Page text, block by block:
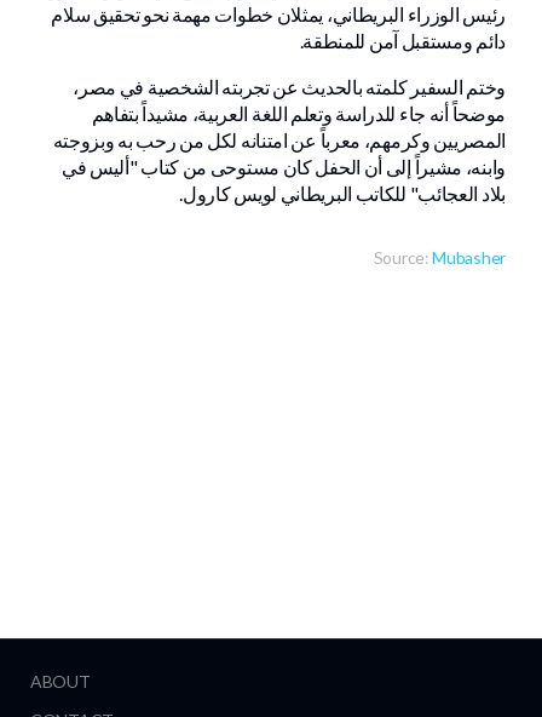
رئيس الوزراء البريطاني، يمثلان خطوات مهمة نحو تحقيق سلام
دائم ومستقبل آمن للمنطقة.
وختم السفير كلمته بالحديث عن تجربته الشخصية في مصر،
موضحاً أنه جاء للدراسة وتعلم اللغة العربية، مشيداً بتفاهم
المصريين وكرمهم، معرباً عن امتنانه لكل من رحب به وبزوجته
وابنه، مشيراً إلى أن الحفل كان مستوحى من كتاب "أليس في
بلاد العجائب" للكاتب البريطاني لويس كارول.
Source:Mubasher
ABOUT